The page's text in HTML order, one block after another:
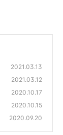
2021.03.13
2021.03.12
2020.10.17
2020.10.15
2020.09.20